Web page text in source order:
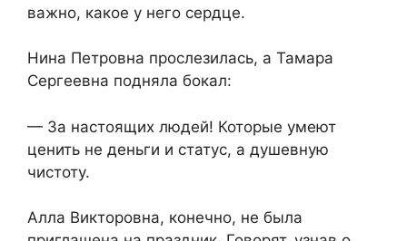
важно, какое у него сердце.
Нина Петровна прослезилась, а Тамара
Сергеевна подняла бокал:
— За настоящих людей! Которые умеют
ценить не деньги и статус, а душевную
чистоту.
Алла Викторовна, конечно, не была